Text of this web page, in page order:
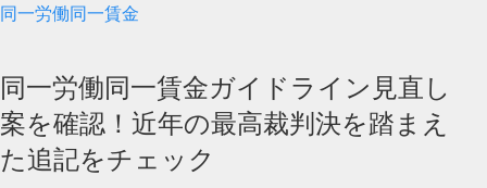
同一労働同一賃金
同一労働同一賃金ガイドライン見直し
案を確認！近年の最高裁判決を踏まえ
た追記をチェック